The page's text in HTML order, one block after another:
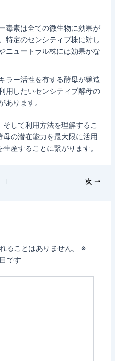
毒素は全ての微生物に効果が
特定のセンシティブ株に対し
ニュートラル株には効果がな
ラー活性を有する酵母が醸造
用したいセンシティブ酵母の
あります。
して利用方法を理解するこ
母の潜在能力を最大限に活用
産することに繋がります。
次
ることはありません。
※
です